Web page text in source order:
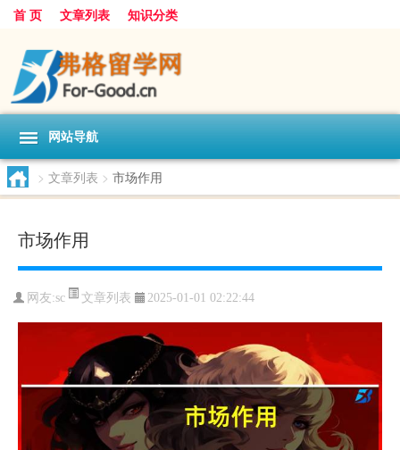
首 页 文章列表 知识分类
网站导航
> 文章列表 > 市场作用
市场作用
网友:sc 文章列表 2025-01-01 02:22:44